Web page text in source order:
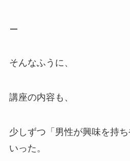
—
そんなふうに、
講座の内容も、
少しずつ「男性が興味を持
いった。